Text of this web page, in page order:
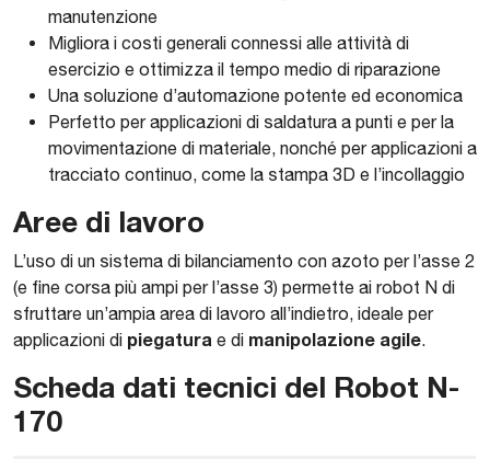
manutenzione
Migliora i costi generali connessi alle attività di
esercizio e ottimizza il tempo medio di riparazione
Una soluzione d’automazione potente ed economica
Perfetto per applicazioni di saldatura a punti e per la
movimentazione di materiale, nonché per applicazioni a
tracciato continuo, come la stampa 3D e l’incollaggio
Aree di lavoro
L’uso di un sistema di bilanciamento con azoto per l’asse 2
(e fine corsa più ampi per l’asse 3) permette ai robot N di
sfruttare un’ampia area di lavoro all’indietro, ideale per
applicazioni di piegatura e di manipolazione agile.
Scheda dati tecnici del Robot N-
170